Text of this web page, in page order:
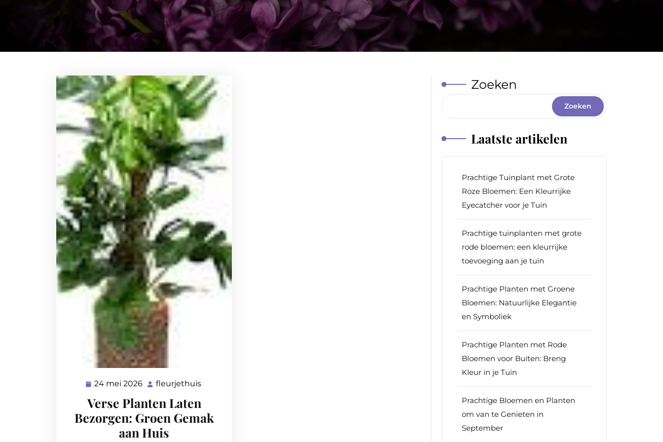
24 mei 2026 24
2026
fleurjethuis
Verse Planten Laten
Bezorgen: Groen Gemak
aan Huis
Zoeken
Zoeken
Laatste artikelen
Prachtige Tuinplant met Grote
Roze Bloemen: Een Kleurrijke
Eyecatcher voor je Tuin
Prachtige tuinplanten met grote
rode bloemen: een kleurrijke
toevoeging aan je tuin
Prachtige Planten met Groene
Bloemen: Natuurlijke Elegantie
en Symboliek
Prachtige Planten met Rode
Bloemen voor Buiten: Breng
Kleur in je Tuin
Prachtige Bloemen en Planten
om van te Genieten in
September